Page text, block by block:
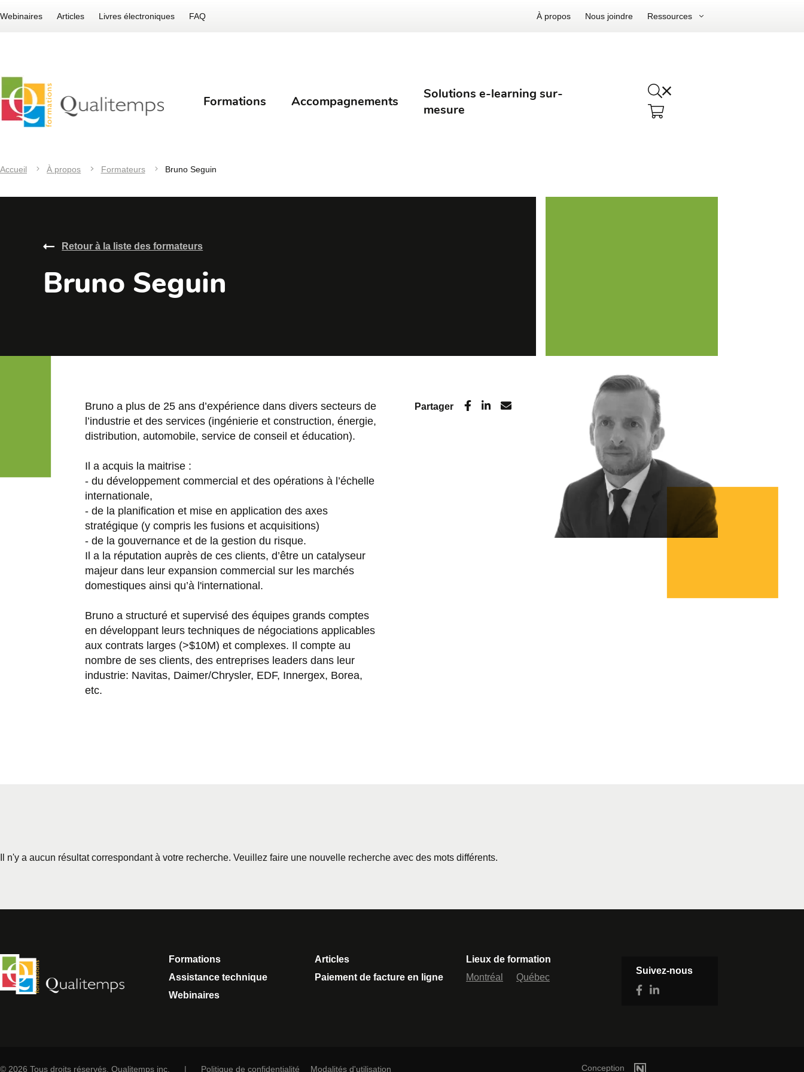
Webinaires Articles Livres électroniques FAQ À propos Nous joindre Ressources
Formations Accompagnements
Solutions e-learning sur-
mesure
Accueil À propos Formateurs Bruno Seguin
Retour à la liste des formateurs
Bruno Seguin
Bruno a plus de 25 ans d’expérience dans divers secteurs de
l’industrie et des services (ingénierie et construction, énergie,
distribution, automobile, service de conseil et éducation).
Il a acquis la maitrise :
- du développement commercial et des opérations à l’échelle
internationale,
- de la planification et mise en application des axes
stratégique (y compris les fusions et acquisitions)
- de la gouvernance et de la gestion du risque.
Il a la réputation auprès de ces clients, d’être un catalyseur
majeur dans leur expansion commercial sur les marchés
domestiques ainsi qu’à l'international.
Bruno a structuré et supervisé des équipes grands comptes
en développant leurs techniques de négociations applicables
aux contrats larges (>$10M) et complexes. Il compte au
nombre de ses clients, des entreprises leaders dans leur
industrie: Navitas, Daimer/Chrysler, EDF, Innergex, Borea,
etc.
Partager
Il n'y a aucun résultat correspondant à votre recherche. Veuillez faire une nouvelle recherche avec des mots différents.
Formations
Assistance technique
Webinaires
Articles
Paiement de facture en ligne
Lieux de formation
Montréal
Québec
Suivez-nous
© 2026 Tous droits réservés. Qualitemps inc. | Politique de confidentialité Modalités d'utilisation Conception